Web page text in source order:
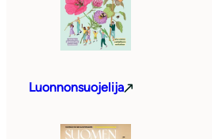
Luonnonsuojelija